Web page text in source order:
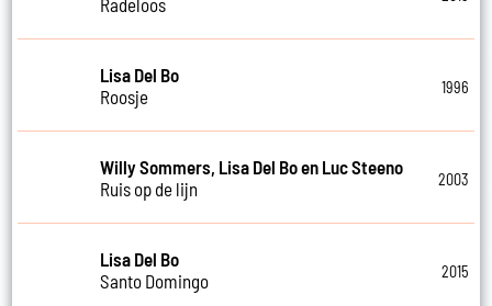
Lisa Del Bo
Roosje
1996
Willy Sommers, Lisa Del Bo en Luc Steeno
Ruis op de lijn
2003
Lisa Del Bo
Santo Domingo
2015